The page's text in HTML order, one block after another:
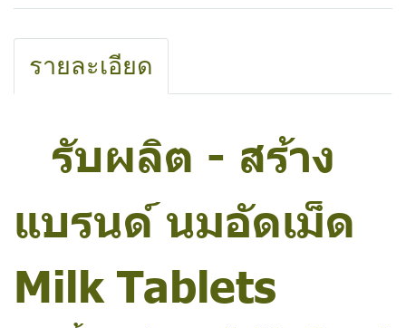
รายละเอียด
รับผลิต - สร้าง
แบรนด์ นมอัดเม็ด
Milk Tablets